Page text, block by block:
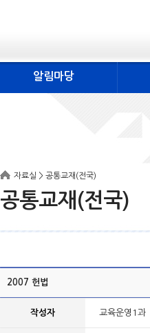
알림마당
자료실 > 공통교재(전국)
공통교재(전국)
2007 헌법
작성자 교육운영1과